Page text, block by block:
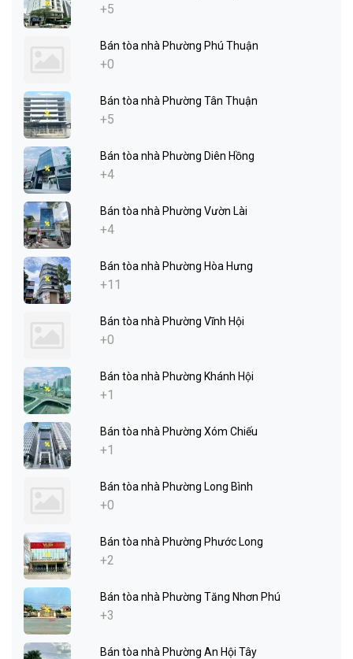
+5
Bán tòa nhà Phường Phú Thuận
+0
Bán tòa nhà Phường Tân Thuận
+5
Bán tòa nhà Phường Diên Hồng
+4
Bán tòa nhà Phường Vườn Lài
+4
Bán tòa nhà Phường Hòa Hưng
+11
Bán tòa nhà Phường Vĩnh Hội
+0
Bán tòa nhà Phường Khánh Hội
+1
Bán tòa nhà Phường Xóm Chiếu
+1
Bán tòa nhà Phường Long Bình
+0
Bán tòa nhà Phường Phước Long
+2
Bán tòa nhà Phường Tăng Nhơn Phú
+3
Bán tòa nhà Phường An Hội Tây